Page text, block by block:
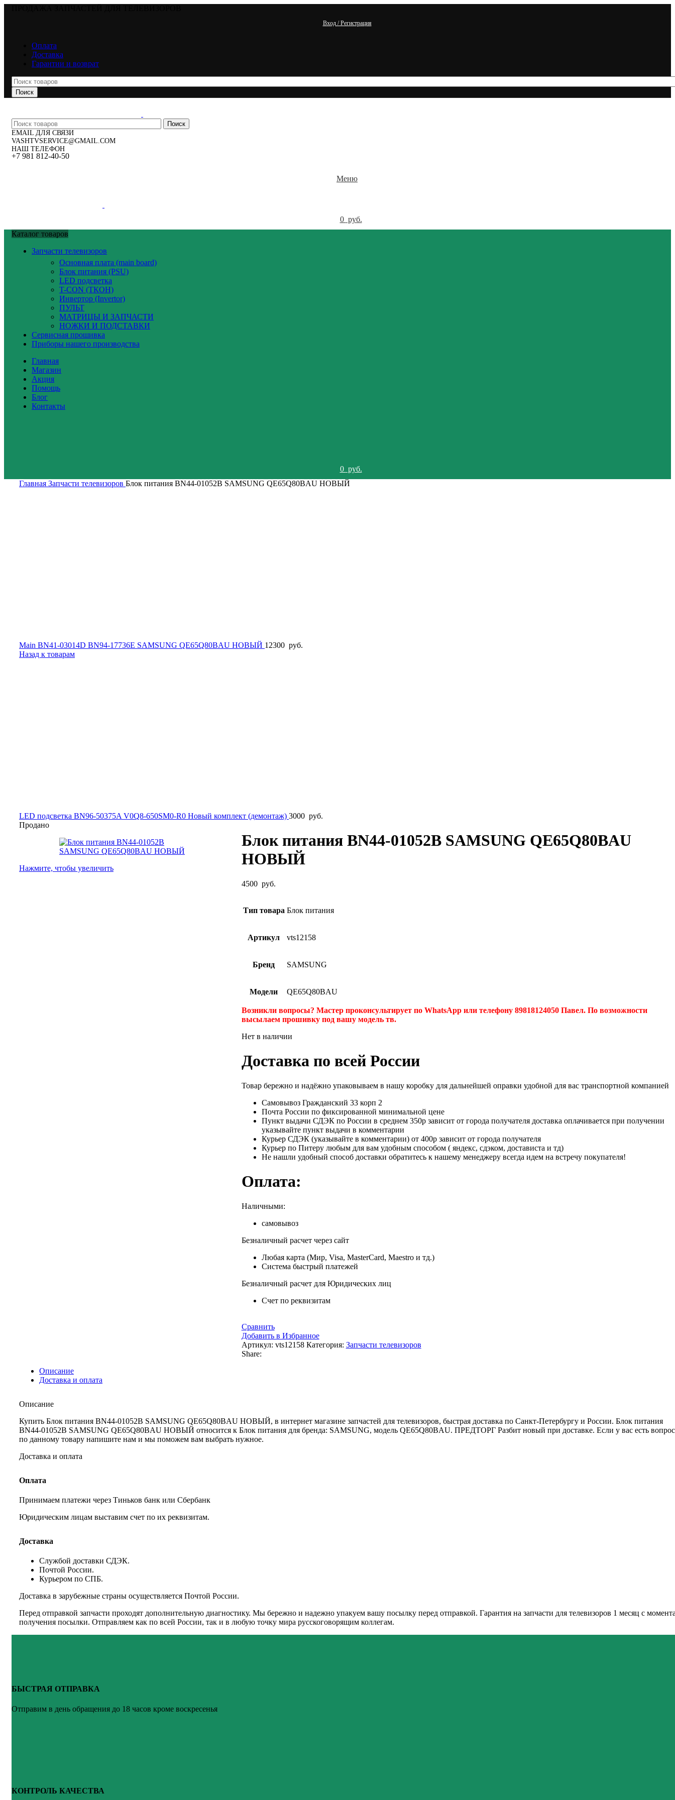
Вход / Регистрация
Оплата
Доставка
Гарантии и возврат
Поиск
Поиск
EMAIL ДЛЯ СВЯЗИ
VASHTVSERVICE@GMAIL.COM
НАШ ТЕЛЕФОН
+7 981 812-40-50
Меню
0 руб.
Каталог товаров
Запчасти телевизоров
Основная плата (main board)
Блок питания (PSU)
LED подсветка
T-CON (ТКОН)
Инвертор (Invertor)
ПУЛЬТ
МАТРИЦЫ И ЗАПЧАСТИ
НОЖКИ И ПОДСТАВКИ
Сервисная прошивка
Приборы нашего производства
Главная
Магазин
Акция
Помощь
Блог
Контакты
0 руб.
Главная Запчасти телевизоров Блок питания BN44-01052B SAMSUNG QE65Q80BAU НОВЫЙ
Main BN41-03014D BN94-17736E SAMSUNG QE65Q80BAU НОВЫЙ 12300 руб.
Назад к товарам
LED подсветка BN96-50375A V0Q8-650SM0-R0 Новый комплект (демонтаж) 3000 руб.
Продано
Нажмите, чтобы увеличить
Блок питания BN44-01052B SAMSUNG QE65Q80BAU
НОВЫЙ
4500 руб.
Тип товара Блок питания
Артикул vts12158
Бренд SAMSUNG
Модели QE65Q80BAU
Возникли вопросы? Мастер проконсультирует по WhatsApp или телефону 89818124050 Павел. По возможности
высылаем прошивку под вашу модель тв.
Нет в наличии
Доставка по всей России
Товар бережно и надёжно упаковываем в нашу коробку для дальнейшей оправки удобной для вас транспортной компанией
Самовывоз Гражданский 33 корп 2
Почта России по фиксированной минимальной цене
Пункт выдачи СДЭК по России в среднем 350р зависит от города получателя доставка оплачивается при получении
указывайте пункт выдачи в комментарии
Курьер СДЭК (указывайте в комментарии) от 400р зависит от города получателя
Курьер по Питеру любым для вам удобным способом ( яндекс, сдэком, достависта и тд)
Не нашли удобный способ доставки обратитесь к нашему менеджеру всегда идем на встречу покупателя!
Оплата:
Наличными:
самовывоз
Безналичный расчет через сайт
Любая карта (Мир, Visa, MasterCard, Maestro и тд.)
Система быстрый платежей
Безналичный расчет для Юридических лиц
Счет по реквизитам
Сравнить
Добавить в Избранное
Артикул: vts12158 Категория: Запчасти телевизоров
Share:
Описание
Доставка и оплата
Описание
Купить Блок питания BN44-01052B SAMSUNG QE65Q80BAU НОВЫЙ, в интернет магазине запчастей для телевизоров, быстрая доставка по Санкт-Петербургу и России. Блок питания
BN44-01052B SAMSUNG QE65Q80BAU НОВЫЙ относится к Блок питания для бренда: SAMSUNG, модель QE65Q80BAU. ПРЕДТОРГ Разбит новый при доставке. Если у вас есть
по данному товару напишите нам и мы поможем вам выбрать нужное.
Доставка и оплата
Оплата
Принимаем платежи через Тиньков банк или Сбербанк
Юридическим лицам выставим счет по их реквизитам.
Доставка
Службой доставки СДЭК.
Почтой России.
Курьером по СПБ.
Доставка в зарубежные страны осуществляется Почтой России.
Перед отправкой запчасти проходят дополнительную диагностику. Мы бережно и надежно упакуем вашу посылку перед отправкой. Гарантия на запчасти для телевизоров 1 месяц с
получения посылки. Отправляем как по всей России, так и в любую точку мира русскоговорящим коллегам.
БЫСТРАЯ ОТПРАВКА
Отправим в день обращения до 18 часов кроме воскресенья
КОНТРОЛЬ КАЧЕСТВА